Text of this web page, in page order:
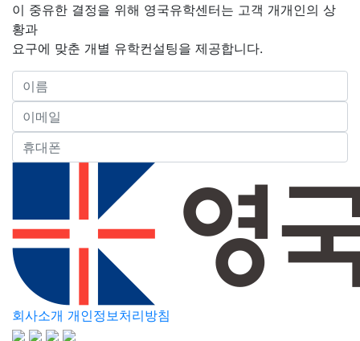
이 중유한 결정을 위해 영국유학센터는 고객 개개인의 상
황과
요구에 맞춘 개별 유학컨설팅을 제공합니다.
회사소개 개인정보처리방침